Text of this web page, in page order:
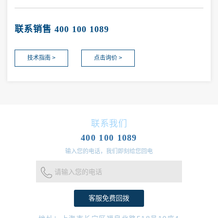
联系销售 400 100 1089
技术指南 > 点击询价 >
联系我们
400 100 1089
输入您的电话，我们即刻给您回电
请输入您的电话